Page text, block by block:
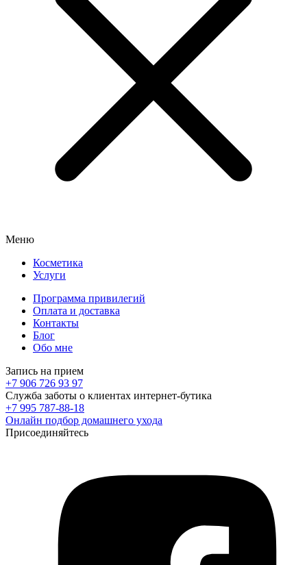
Меню
Косметика
Услуги
Программа привилегий
Оплата и доставка
Контакты
Блог
Обо мне
Запись на прием
+7 906 726 93 97
Служба заботы о клиентах интернет-бутика
+7 995 787-88-18
Онлайн подбор домашнего ухода
Присоединяйтесь